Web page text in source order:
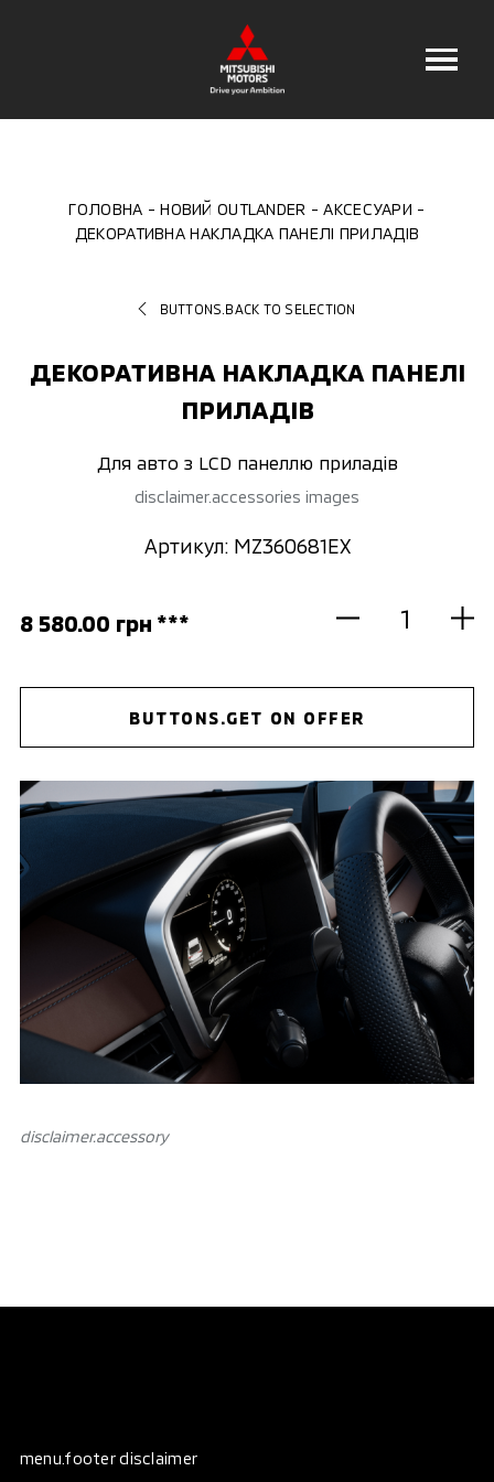
ГОЛОВНА НОВИЙ OUTLANDER
АКСЕСУАРИ
ДЕКОРАТИВНА НАКЛАДКА ПАНЕЛІ ПРИЛАДІВ
BUTTONS.BACK TO SELECTION
ДЕКОРАТИВНА НАКЛАДКА ПАНЕЛІ
ПРИЛАДІВ
Для авто з LCD панеллю приладів
disclaimer.accessories images
Артикул: MZ360681EX
8 580.00 грн ***
BUTTONS.GET ON OFFER
disclaimer.аccessory
menu.footer disclaimer